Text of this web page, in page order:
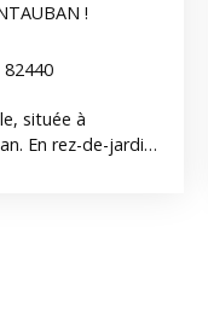
!
82440
située à
En rez-de-jardin,